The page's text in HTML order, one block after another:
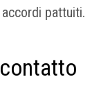
pattuiti.